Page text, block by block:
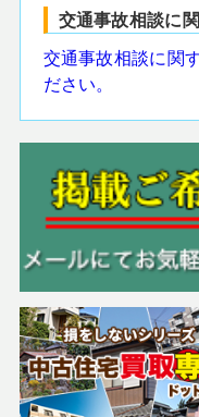
交通事故相談に
交通事故相談に関
ださい。